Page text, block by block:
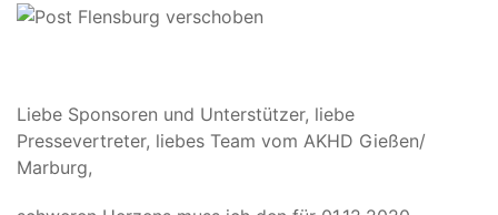
Liebe Sponsoren und Unterstützer, liebe
Pressevertreter, liebes Team vom AKHD Gießen/
Marburg,